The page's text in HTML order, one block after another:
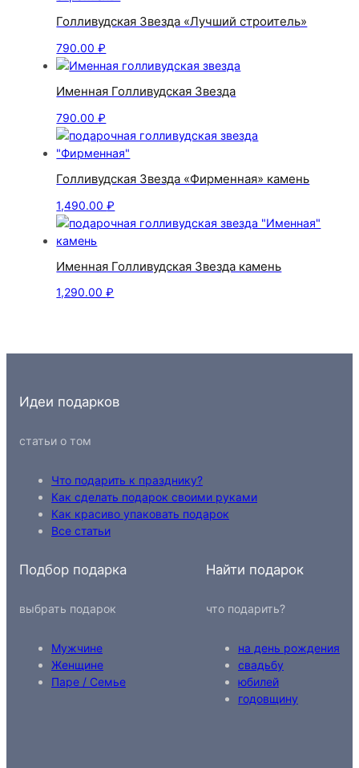
Голливудская Звезда «Лучший строитель»
790.00₽
Именная Голливудская Звезда
790.00₽
Голливудская Звезда «Фирменная» камень
1,490.00₽
Именная Голливудская Звезда камень
1,290.00₽
Идеи подарков
статьи о том
Что подарить к празднику?
Как сделать подарок своими руками
Как красиво упаковать подарок
Все статьи
Подбор подарка
выбрать подарок
Мужчине
Женщине
Паре / Семье
Найти подарок
что подарить?
на день рождения
свадьбу
юбилей
годовщину